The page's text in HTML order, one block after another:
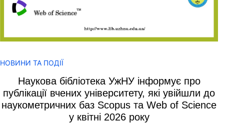
НОВИНИ ТА ПОДІЇ
Наукова бібліотека УжНУ інформує про
публікації вчених університету, які увійшли до
наукометричних баз Scopus та Web of Science
у квітні 2026 року